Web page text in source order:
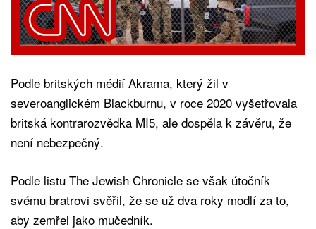
Podle britských médií Akrama, který žil v
severoanglickém Blackburnu, v roce 2020 vyšetřovala
britská kontrarozvědka MI5, ale dospěla k závěru, že
není nebezpečný.
Podle listu The Jewish Chronicle se však útočník
svému bratrovi svěřil, že se už dva roky modlí za to,
aby zemřel jako mučedník.